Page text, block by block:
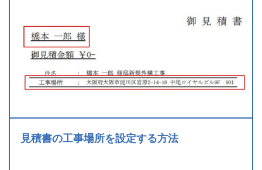
見積書の工事場所を設定する方法